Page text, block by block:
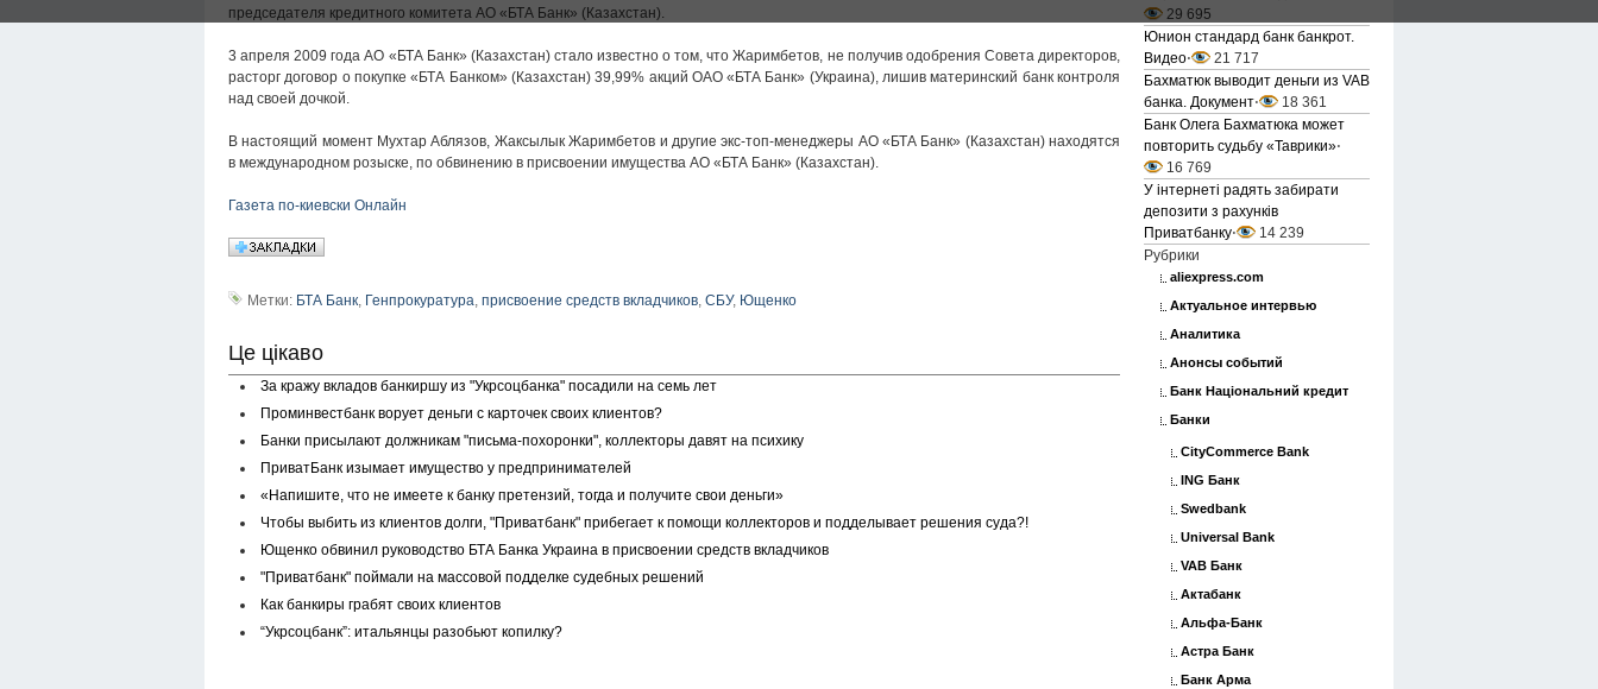
председателя кредитного комитета АО «БТА Банк» (Казахстан).
3 апреля 2009 года АО «БТА Банк» (Казахстан) стало известно о том, что Жаримбетов, не получив одобрения Совета директоров,
расторг договор о покупке «БТА Банком» (Казахстан) 39,99% акций ОАО «БТА Банк» (Украина), лишив материнский банк контроля
над своей дочкой.
В настоящий момент Мухтар Аблязов, Жаксылык Жаримбетов и другие экс-топ-менеджеры АО «БТА Банк» (Казахстан) находятся
в международном розыске, по обвинению в присвоении имущества АО «БТА Банк» (Казахстан).
Газета по-киевски Онлайн
Метки: БТА Банк, Генпрокуратура, присвоение средств вкладчиков, СБУ, Ющенко
Це цікаво
За кражу вкладов банкиршу из "Укрсоцбанка" посадили на семь лет
Проминвестбанк ворует деньги с карточек своих клиентов?
Банки присылают должникам "письма-похоронки", коллекторы давят на психику
ПриватБанк изымает имущество у предпринимателей
«Напишите, что не имеете к банку претензий, тогда и получите свои деньги»
Чтобы выбить из клиентов долги, "Приватбанк" прибегает к помощи коллекторов и подделывает решения суда?!
Ющенко обвинил руководство БТА Банка Украина в присвоении средств вкладчиков
"Приватбанк" поймали на массовой подделке судебных решений
Как банкиры грабят своих клиентов
“Укрсоцбанк”: итальянцы разобьют копилку?
29 695
Юнион стандард банк банкрот.
Видео⋅
21 717
Бахматюк выводит деньги из VAB
банка. Документ⋅
18 361
Банк Олега Бахматюка может
повторить судьбу «Таврики»⋅
16 769
У інтернеті радять забирати
депозити з рахунків
Приватбанку⋅
14 239
Рубрики
aliexpress.com
Актуальное интервью
Аналитика
Анонсы событий
Банк Національний кредит
Банки
CityCommerce Bank
ING Банк
Swedbank
Universal Bank
VAB Банк
Актабанк
Альфа-Банк
Астра Банк
Банк Арма